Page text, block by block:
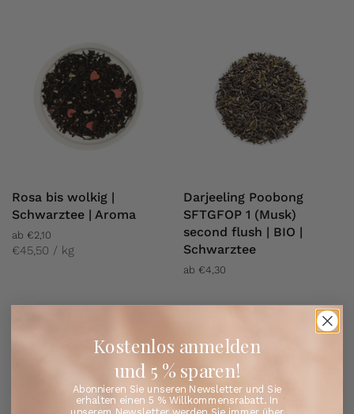
Rosa bis wolkig |
Schwarztee | Aroma
ab €2,10
€45,50 / kg
Darjeeling Poobong
SFTGFOP 1 (Musk)
second flush | BIO |
Schwarztee
ab €4,30
Kostenlos anmelden
und 5 % sparen!
Abonnieren Sie unseren Newsletter und Sie
erhalten einen 5 % Willkommensrabatt. In
unserem Newsletter werden Sie immer über